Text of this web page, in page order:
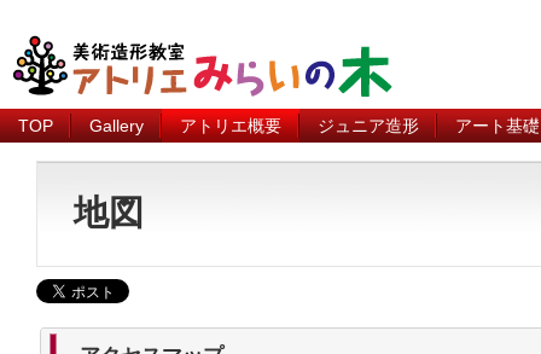
TOP Gallery アトリエ概要 ジュニア造形 アート基礎
地図